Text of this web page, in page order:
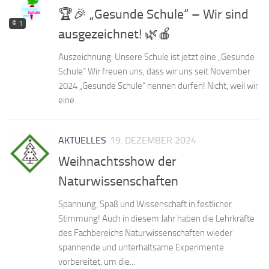
© 1
🏆🎉 „Gesunde Schule“ – Wir sind
ausgezeichnet! 🌿🍎
Auszeichnung: Unsere Schule ist jetzt eine „Gesunde
Schule“ Wir freuen uns, dass wir uns seit November
2024 „Gesunde Schule“ nennen dürfen! Nicht, weil wir
eine...
AKTUELLES 19. DEZEMBER 2024
Weihnachtsshow der
Naturwissenschaften
Spannung, Spaß und Wissenschaft in festlicher
Stimmung! Auch in diesem Jahr haben die Lehrkräfte
des Fachbereichs Naturwissenschaften wieder
spannende und unterhaltsame Experimente
vorbereitet, um die...